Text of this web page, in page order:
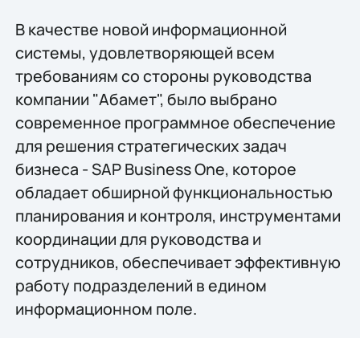
В качестве новой информационной
системы, удовлетворяющей всем
требованиям со стороны руководства
компании "Абамет", было выбрано
современное программное обеспечение
для решения стратегических задач
бизнеса - SAP Business One, которое
обладает обширной функциональностью
планирования и контроля, инструментами
координации для руководства и
сотрудников, обеспечивает эффективную
работу подразделений в едином
информационном поле.